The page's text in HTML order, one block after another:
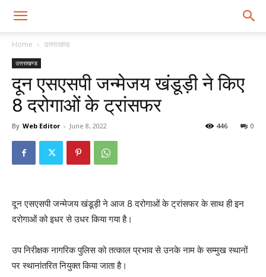
Home उत्तराखण्ड
उत्तराखण्ड
दून एसएसपी जन्मेजय खंडूड़ी ने किए
8 दरोगाओं के ट्रांसफर
By Web Editor - June 8, 2022 0
446
दून एसएसपी जन्मेजय खंडूड़ी ने आज 8 दरोगाओं के ट्रांसफर के साथ ही इन
दरोगाओं को इधर से उधर किया गया है।
उप निरीक्षक नागरिक पुलिस को तत्काल प्रभाव से उनके नाम के सम्मुख स्थानों
पर स्थानांतरित नियुक्त किया जाता है।